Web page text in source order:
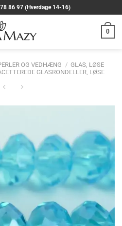
86 97 (Hverdage 14-16)
0
OG VEDHÆNG / GLAS, LØSE
GLASRONDELLER, LØSE